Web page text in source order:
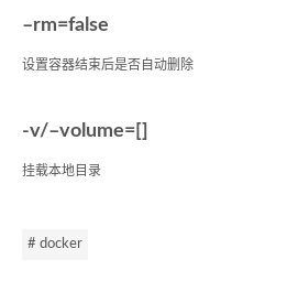
–rm=false
设置容器结束后是否自动删除
-v/–volume=[]
挂载本地目录
# docker